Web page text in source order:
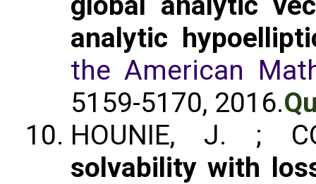
analytic
the American
5159-5170, 2016.
HOUNIE, J. ;
solvability with